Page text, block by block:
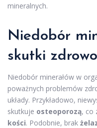
mineralnych.
Niedobór
skutki
Niedobór minerałów w
poważnych problemów
układy. Przykładowo,
skutkuje osteoporozą, co
kości. Podobnie, brak